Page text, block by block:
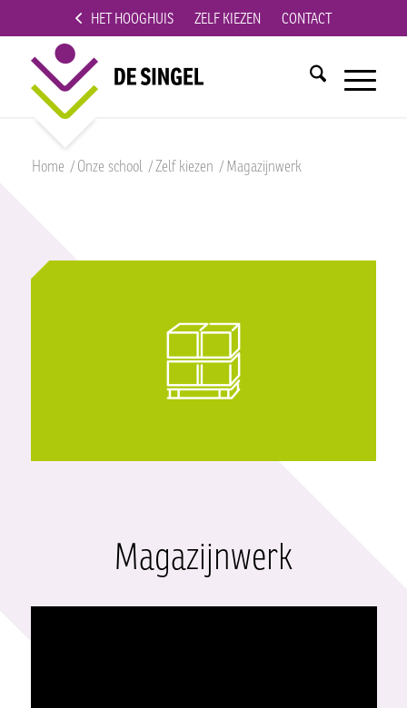
HET HOOGHUIS ZELF KIEZEN CONTACT
Home /Onze school /Zelf kiezen /Magazijnwerk
Magazijnwerk